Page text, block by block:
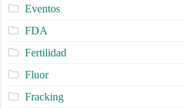
Eventos
FDA
Fertilidad
Fluor
Fracking